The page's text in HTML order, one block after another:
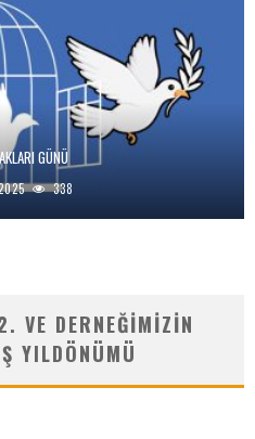
GÜNÜ
338
VE DERNEĞIMIZIN
YILDÖNÜMÜ